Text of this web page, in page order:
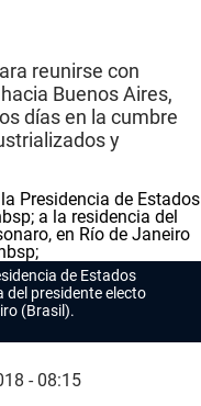
reunirse con
Buenos Aires,
días en la cumbre
y
de Estados
del presidente electo
(Brasil).
- 08:15